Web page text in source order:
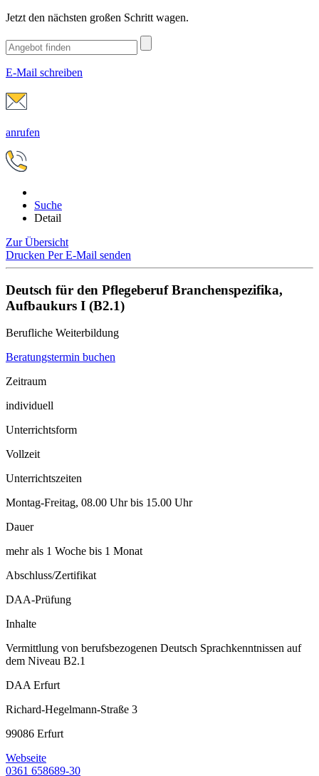
Jetzt den nächsten großen Schritt wagen.
E-Mail schreiben
anrufen
Suche
Detail
Zur Übersicht
Drucken Per E-Mail senden
Deutsch für den Pflegeberuf Branchenspezifika,
Aufbaukurs I (B2.1)
Berufliche Weiterbildung
Beratungstermin buchen
Zeitraum
individuell
Unterrichtsform
Vollzeit
Unterrichtszeiten
Montag-Freitag, 08.00 Uhr bis 15.00 Uhr
Dauer
mehr als 1 Woche bis 1 Monat
Abschluss/Zertifikat
DAA-Prüfung
Inhalte
Vermittlung von berufsbezogenen Deutsch Sprachkenntnissen auf
dem Niveau B2.1
DAA Erfurt
Richard-Hegelmann-Straße 3
99086 Erfurt
Webseite
0361 658689-30